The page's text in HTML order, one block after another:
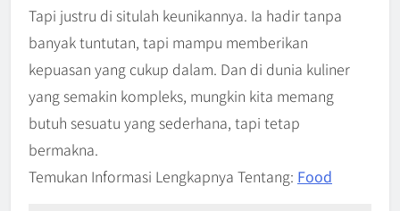
Tapi justru di situlah keunikannya. Ia hadir tanpa
banyak tuntutan, tapi mampu memberikan
kepuasan yang cukup dalam. Dan di dunia kuliner
yang semakin kompleks, mungkin kita memang
butuh sesuatu yang sederhana, tapi tetap
bermakna.
Temukan Informasi Lengkapnya Tentang: Food